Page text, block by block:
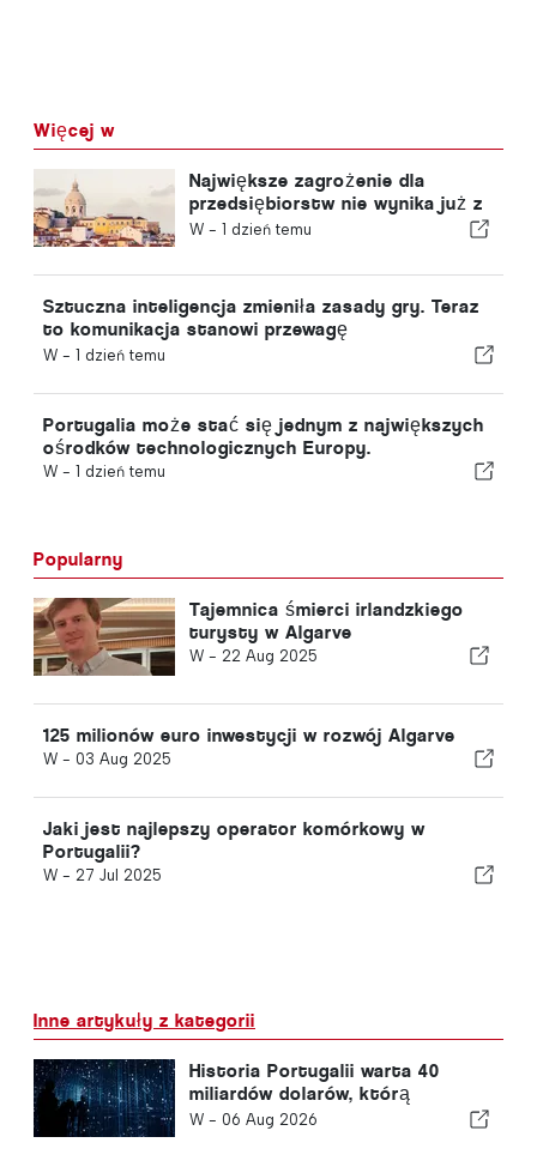
Więcej w
Największe zagrożenie dla
przedsiębiorstw nie wynika już z
sytuacji gospodarczej!
W - 1 dzień temu
Sztuczna inteligencja zmieniła zasady gry. Teraz
to komunikacja stanowi przewagę
konkurencyjną.
W - 1 dzień temu
Portugalia może stać się jednym z największych
ośrodków technologicznych Europy.
W - 1 dzień temu
Popularny
Tajemnica śmierci irlandzkiego
turysty w Algarve
W - 22 Aug 2025
125 milionów euro inwestycji w rozwój Algarve
W - 03 Aug 2025
Jaki jest najlepszy operator komórkowy w
Portugalii?
W - 27 Jul 2025
Inne artykuły z kategorii
Historia Portugalii warta 40
miliardów dolarów, którą
większość inwestorów
W - 06 Aug 2026